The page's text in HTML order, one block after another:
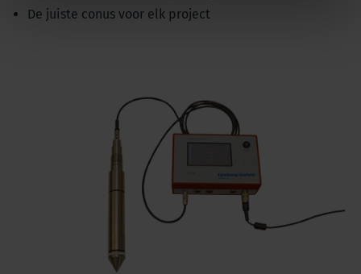
De juiste conus voor elk project